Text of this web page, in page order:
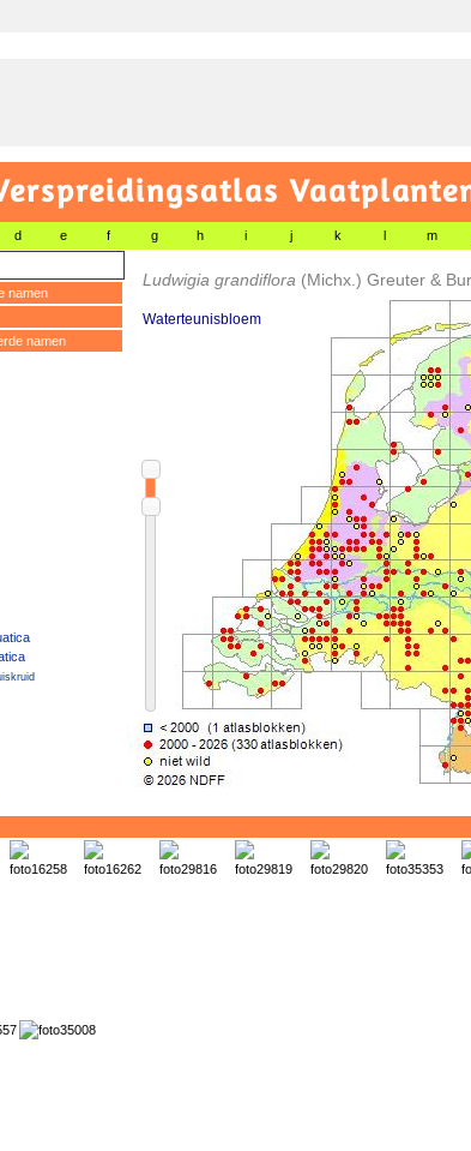
Verspreidingsatlas
d e f g h i j k l m
namen
namen
Ludwigia grandiflora (Michx.) Greuter &
Waterteunisbloem